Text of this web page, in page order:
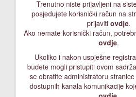
Trenutno niste prijavljeni na
posjedujete korisnički račun na
prijaviti ovdje.
Ako nemate korisnički račun,
ovdje.
Ukoliko i nakon uspješne
budete mogli pristupiti ovom
se obratite administratoru
dostupnih kanala komunikacije